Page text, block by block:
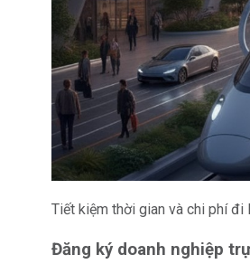
Tiết kiệm thời gian và chi phí đi
Đăng ký doanh nghiệp